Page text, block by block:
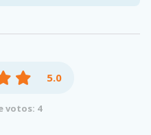
5.0
votos: 4